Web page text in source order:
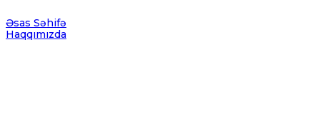
Əsas Səhifə
Haqqımızda